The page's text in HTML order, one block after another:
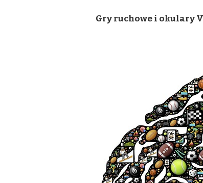
Gry ruchowe i okulary